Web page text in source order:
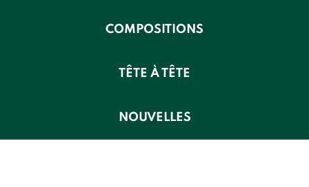
COMPOSITIONS
TÊTE À TÊTE
NOUVELLES